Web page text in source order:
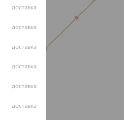
доставка
доставка
доставка
доставка
доставка
доставка